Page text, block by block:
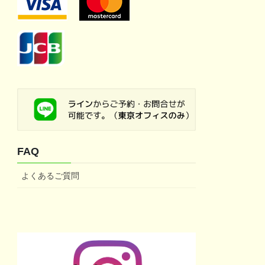
FAQ
よくあるご質問